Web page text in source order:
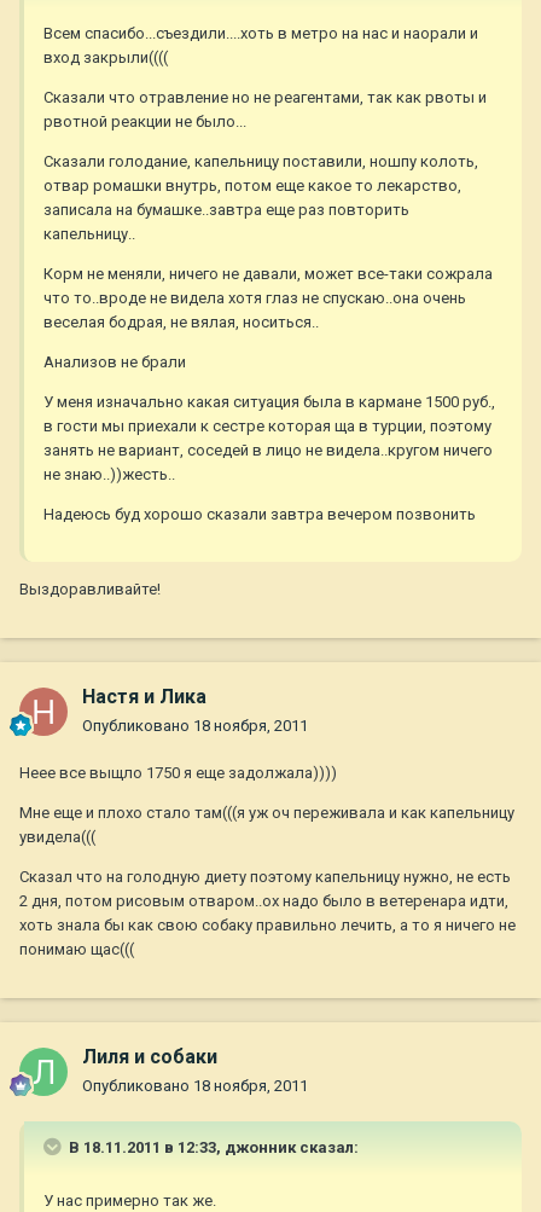
Всем спасибо...съездили....хоть в метро на нас и наорали и
вход закрыли((((
Сказали что отравление но не реагентами, так как рвоты и
рвотной реакции не было...
Сказали голодание, капельницу поставили, ношпу колоть,
отвар ромашки внутрь, потом еще какое то лекарство,
записала на бумашке..завтра еще раз повторить
капельницу..
Корм не меняли, ничего не давали, может все-таки сожрала
что то..вроде не видела хотя глаз не спускаю..она очень
веселая бодрая, не вялая, носиться..
Анализов не брали
У меня изначально какая ситуация была в кармане 1500 руб.,
в гости мы приехали к сестре которая ща в турции, поэтому
занять не вариант, соседей в лицо не видела..кругом ничего
не знаю..))жесть..
Надеюсь буд хорошо сказали завтра вечером позвонить
Выздоравливайте!
Настя и Лика
Опубликовано 18 ноября, 2011
Неее все выщло 1750 я еще задолжала))))
Мне еще и плохо стало там(((я уж оч переживала и как капельницу
увидела(((
Сказал что на голодную диету поэтому капельницу нужно, не есть
2 дня, потом рисовым отваром..ох надо было в ветеренара идти,
хоть знала бы как свою собаку правильно лечить, а то я ничего не
понимаю щас(((
Лиля и собаки
Опубликовано 18 ноября, 2011
В 18.11.2011 в 12:33, джонник сказал:
У нас примерно так же.